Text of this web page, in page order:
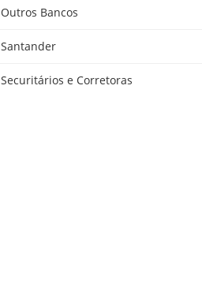
Outros Bancos
Santander
Securitários e Corretoras